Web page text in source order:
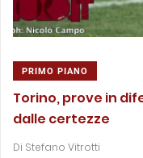
PRIMO PIANO
Torino, prove in
dalle certezze
Di Stefano Vitrotti